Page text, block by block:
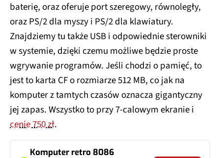
baterię, oraz oferuje port szeregowy, równoległy,
oraz PS/2 dla myszy i PS/2 dla klawiatury.
Znajdziemy tu także USB i odpowiednie sterowniki
w systemie, dzięki czemu możliwe będzie proste
wgrywanie programów. Jeśli chodzi o pamięć, to
jest to karta CF o rozmiarze 512 MB, co jak na
komputer z tamtych czasów oznacza gigantyczny
jej zapas. Wszystko to przy 7-calowym ekranie i
cenie 750 zł.
Komputer retro 8086